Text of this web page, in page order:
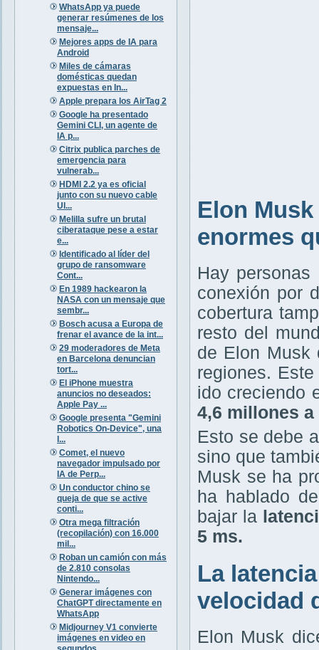
WhatsApp ya puede
generar resúmenes de los
mensaje...
Mejores apps de IA para
Android
Miles de cámaras
domésticas quedan
expuestas en In...
Apple prepara los AirTag 2
Google ha presentado
Gemini CLI, un agente de
IA p...
Citrix publica parches de
emergencia para
vulnerab...
HDMI 2.2 ya es oficial
junto con su nuevo cable
Ul...
Melilla sufre un brutal
ciberataque pese a estar
e...
Identificado al líder del
grupo de ransomware
Cont...
En 1989 hackearon la
NASA con un mensaje que
sembr...
Bosch acusa a Europa de
frenar el avance de la int...
29 moderadores de Meta
en Barcelona denuncian
tort...
El iPhone muestra
anuncios no deseados:
Apple Pay ...
Google presenta "Gemini
Robotics On-Device", una
I...
Comet, el nuevo
navegador impulsado por
IA de Perp...
Un conductor chino se
queja de que se active
conti...
Otra mega filtración
(recopilación) con 16.000
mil...
Roban un camión con más
de 2.810 consolas
Nintendo...
Generar imágenes con
ChatGPT directamente en
WhatsApp
Midjourney V1 convierte
imágenes en video en
Elon
enormes
Hay
conexión por
cobertura
resto del
de Elon Musk
regiones.
ido creciendo
4,6 millones
Esto se debe
sino que
Musk se ha
ha hablado
bajar la
5 ms.
La
velocidad
Elon Musk